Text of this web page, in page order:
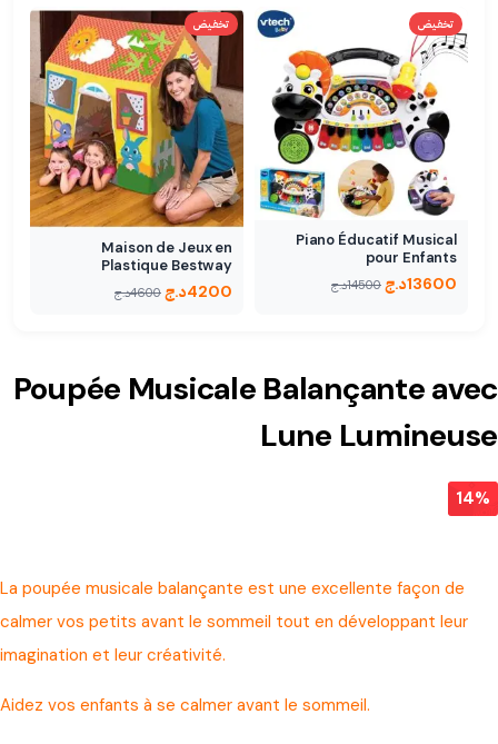
تخفيض
Piano Éducatif Musical
pour Enfants
13600د.ج 14500د.ج
تخفيض
Maison de Jeux en
Plastique Bestway
4200د.ج 4600د.ج
Poupée Musicale Balançante avec
Lune Lumineuse
14%
La poupée musicale balançante est une excellente façon de
calmer vos petits avant le sommeil tout en développant leur
imagination et leur créativité.
Aidez vos enfants à se calmer avant le sommeil.